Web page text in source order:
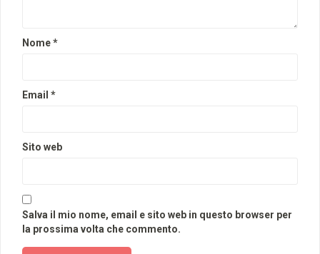
Nome*
Email *
Sito web
Salva il mio nome, email e sito web in questo browser per
la prossima volta che commento.